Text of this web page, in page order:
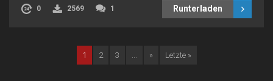
0 2569 1 Runterladen
1 2 3 » Letzte »